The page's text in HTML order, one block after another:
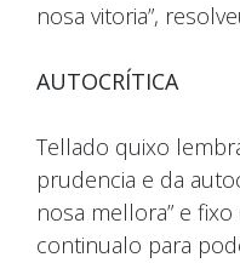
nosa vitoria”,
AUTOCRÍTICA
Tellado quixo
prudencia e da
nosa mellora” e
continualo para